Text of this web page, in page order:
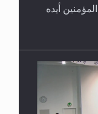
أيده